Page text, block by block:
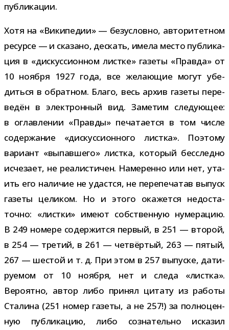
публикации.
Хотя на «Википедии» — без­условно, авто­ри­тет­ном
ресурсе — и ска­зано, дескать, имела место пуб­ли­ка­
ция в «дис­кус­си­он­ном листке» газеты «Правда» от
10 ноября 1927 года, все жела­ю­щие могут убе­
диться в обрат­ном. Благо, весь архив газеты пере­
ве­дён в элек­трон­ный вид. Заметим сле­ду­ю­щее:
в оглав­ле­нии «Правды» печа­та­ется в том числе
содер­жа­ние «дис­кус­си­он­ного листка». Поэтому
вари­ант «выпав­шего» листка, кото­рый бес­следно
исче­зает, не реа­ли­сти­чен. Намеренно или нет, ута­
ить его нали­чие не удастся, не пере­пе­ча­тав выпуск
газеты цели­ком. Но и этого ока­жется недо­ста­
точно: «листки» имеют соб­ствен­ную нуме­ра­цию.
В 249 номере содер­жится пер­вый, в 251 — вто­рой,
в 254 — тре­тий, в 261 — чет­вёр­тый, 263 — пятый,
267 — шестой и т. д. При этом в 257 выпуске, дати­
ру­е­мом от 10 ноября, нет и следа «листка».
Вероятно, автор либо при­нял цитату из работы
Сталина (251 номер газеты, а не 257!) за пол­но­цен­
ную пуб­ли­ка­цию, либо созна­тельно иска­зил